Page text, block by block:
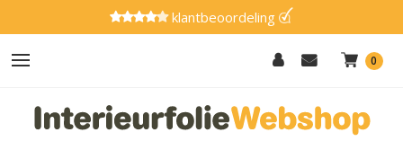
klantbeoordeling
0
Hout